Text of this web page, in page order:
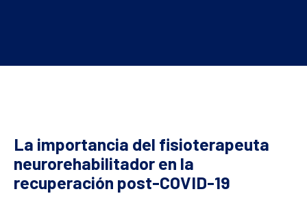
La importancia del fisioterapeuta
neurorehabilitador en la
recuperación post-COVID-19